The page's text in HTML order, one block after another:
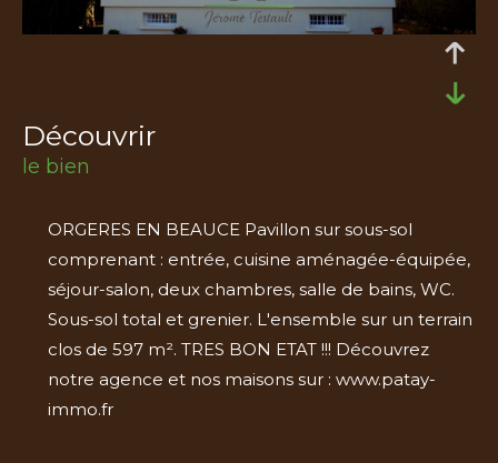
découvrir
le bien
ORGERES EN BEAUCE Pavillon sur sous-sol
comprenant : entrée, cuisine aménagée-équipée,
séjour-salon, deux chambres, salle de bains, WC.
Sous-sol total et grenier. L'ensemble sur un terrain
clos de 597 m². TRES BON ETAT !!! Découvrez
notre agence et nos maisons sur : www.patay-
immo.fr